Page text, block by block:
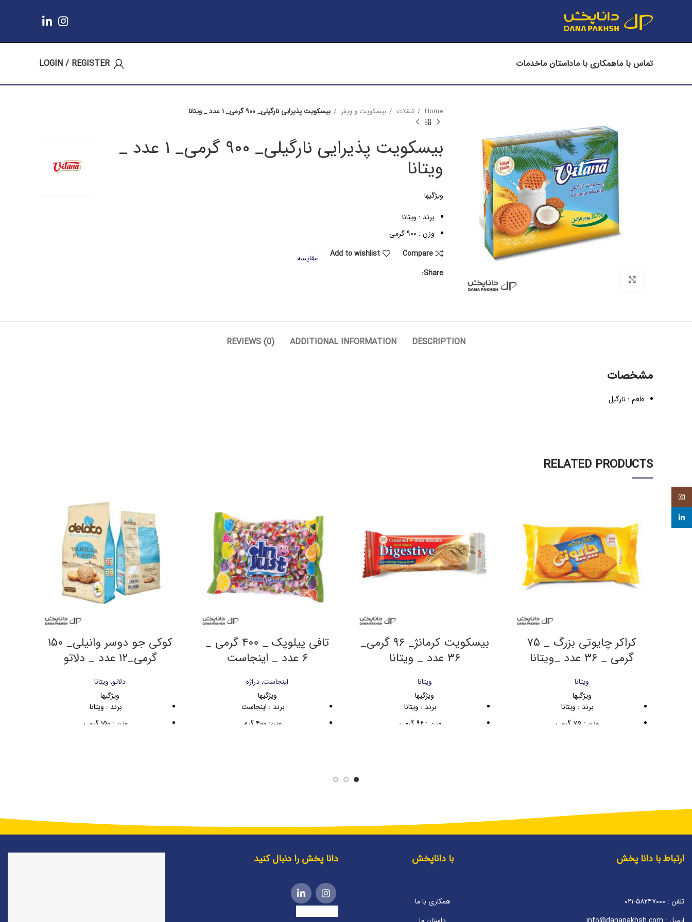
تماس با ماهمکاری با ماداستان ماخدمات LOGIN / REGISTER
Home تنقلات بیسکویت و ویفر بیسکویت پذیرایی نارگیلی_ ۹۰۰ گرمی_ ۱ عدد _ ویتانا
بیسکویت پذیرایی نارگیلی_ ۹۰۰ گرمی_ ۱ عدد _
ویتانا
ویژگیها
برند : ویتانا
وزن : ۹۰۰ گرمی
Compare
Add to wishlist
مقایسه
Share:
DESCRIPTION
ADDITIONAL INFORMATION
REVIEWS (0)
مشخصات
طعم : نارگیل
RELATED PRODUCTS
کراکر چایوتی بزرگ _ ۷۵
گرمی _ ۳۶ عدد _ویتانا
ویتانا
ویژگیها
برند : ویتانا
وزن : ۷۵ گرمی
بیسکویت کرمانژ_ ۹۶ گرمی_
۳۶ عدد _ ویتانا
ویتانا
ویژگیها
برند : ویتانا
وزن : ۹۶ گرمی
تافی پیلوپک _ ۴۰۰ گرمی _
۶ عدد _ اینجاست
اینجاست,دراژه
ویژگیها
برند : اینجاست
وزن: ۴۰۰ گرم
کوکی جو دوسر وانیلی_ ۱۵۰
گرمی_۱۲ عدد _ دلاتو
دلاتو, ویتانا
ویژگیها
برند : ویتانا
وزن : ۱۵۰ گرمی
دانا پخش را دنبال کنید با داناپخش
همکاری با ما
ارتباط با دانا پخش
تلفن : ۵۸۲۴۷۰۰۰-۰۲۱